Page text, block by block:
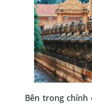
Bên trong chính